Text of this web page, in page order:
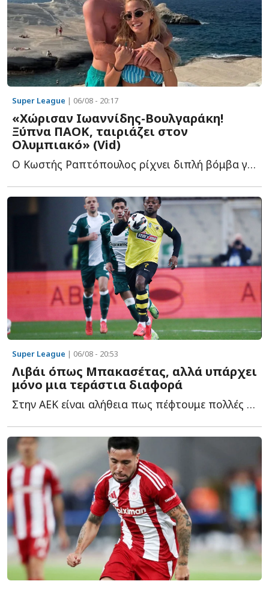
Super League | 06/08 - 20:17
«Χώρισαν Ιωαννίδης-Βουλγαράκη!
Ξύπνα ΠΑΟΚ, ταιριάζει στον
Ολυμπιακό» (Vid)
Ο Κωστής Ραπτόπουλος ρίχνει διπλή βόμβα για τον Φώτη Ι...
Super League | 06/08 - 20:53
Λιβάι όπως Μπακασέτας, αλλά υπάρχει
μόνο μια τεράστια διαφορά
Στην ΑΕΚ είναι αλήθεια πως πέφτουμε πολλές στην παγίδα ν...